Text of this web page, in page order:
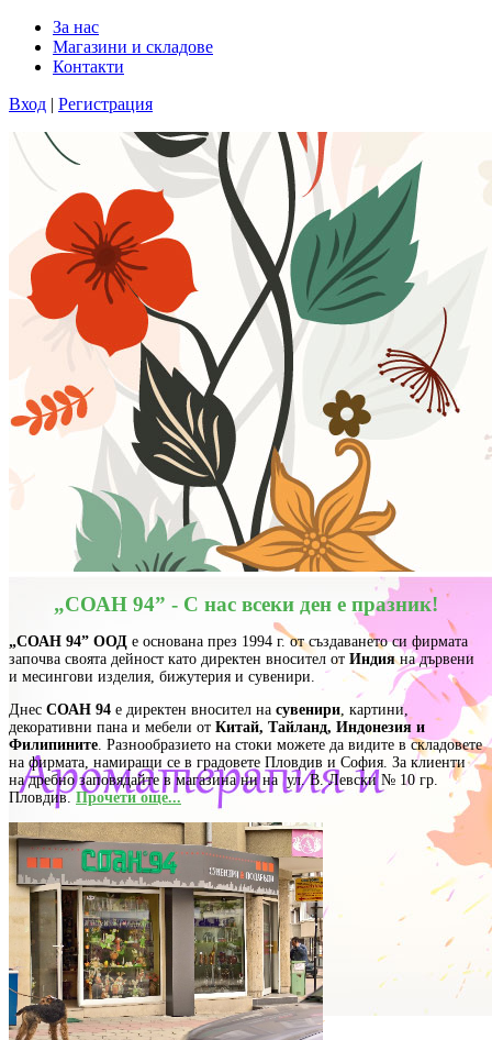
За нас
Магазини и складове
Контакти
Вход | Регистрация
„СОАН 94” - С нас всеки ден е празник!
„СОАН 94” ООД е основана през 1994 г. от създаването си фирмата
започва своята дейност като директен вносител от Индияна дървени
и месингови изделия, бижутерия и сувенири.
Днес СОАН 94 е директен вносител на сувенири , картини,
декоративни пана и мебели от Китай, Тайланд, Индонезия и
Филипините . Разнообразието на стоки можете да видите в складовете
на фирмата, намиращи се в градовете Пловдив и София. За клиенти
на дребно заповядайте в магазина ни на ул. В. Левски № 10 гр.
Пловдив. Прочети още...